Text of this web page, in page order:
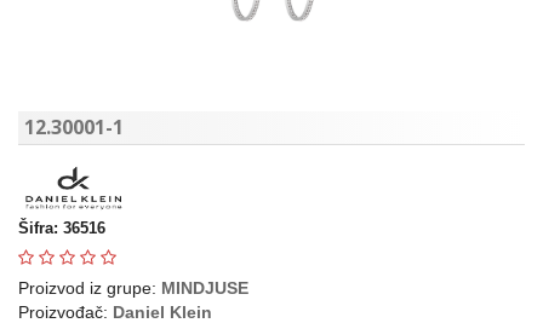
12.30001-1
Šifra: 36516
Proizvod iz grupe: MINDJUSE
Proizvođač: Daniel Klein